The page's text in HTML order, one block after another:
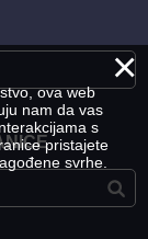
×
ova web
nam da vas
s
pristajete
svrhe.